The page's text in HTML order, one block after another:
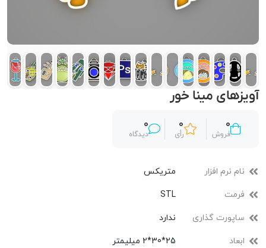
آویزهای مینا خور
0
فروش
0
رأی
0
دیدگاه
نام نرم افزار متریکس
فرمت STL
ساپورت گذاری ندارد
ابعاد 25*30*2 میلیمتر